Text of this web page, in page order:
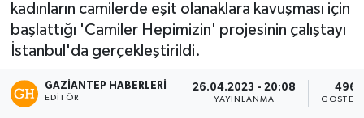
kadınların camilerde eşit olanaklara kavuşması için
başlattığı 'Camiler Hepimizin' projesinin çalıştayı
İstanbul'da gerçekleştirildi.
GAZIANTEP HABERLERI
EDITÖR
26.04.2023 - 20:08
YAYINLANMA
496
Haber Arşivi